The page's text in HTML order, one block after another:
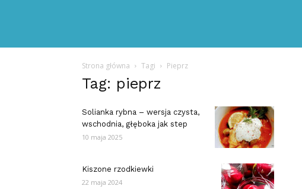
Strona główna Tagi Pieprz
Tag: pieprz
Solianka rybna – wersja czysta,
wschodnia, głęboka jak step
10 maja 2025
Kiszone rzodkiewki
22 maja 2024